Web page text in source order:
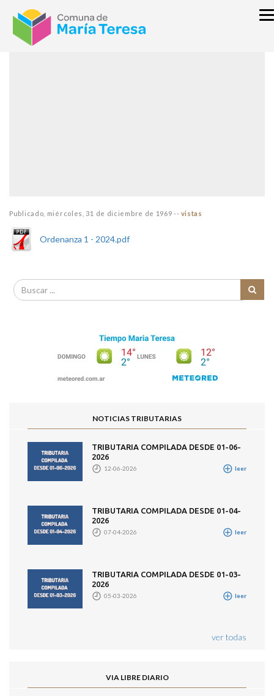
inicio
Publicado, miércoles, 31 de diciembre de 1969 -- vistas
Ordenanza 1 - 2024.pdf
NOTICIAS TRIBUTARIAS
TRIBUTARIA COMPILADA DESDE 01-06-
2026
12-06-2026 leer
TRIBUTARIA COMPILADA DESDE 01-04-
2026
07-04-2026 leer
TRIBUTARIA COMPILADA DESDE 01-03-
2026
05-03-2026 leer
ver todas
VIA LIBRE DIARIO